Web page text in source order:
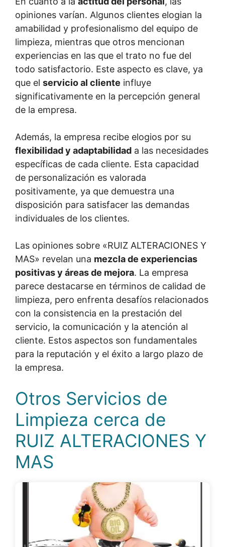
opiniones varían. Algunos clientes elogian la
amabilidad y profesionalismo del equipo de
limpieza, mientras que otros mencionan
experiencias en las que el trato no fue del
todo satisfactorio. Este aspecto es clave, ya
que el servicio al cliente influye
significativamente en la percepción general
de la empresa.
Además, la empresa recibe elogios por su
flexibilidad y adaptabilidad a las necesidades
específicas de cada cliente. Esta capacidad
de personalización es valorada
positivamente, ya que demuestra una
disposición para satisfacer las demandas
individuales de los clientes.
Las opiniones sobre «RUIZ ALTERACIONES Y
MAS» revelan una mezcla de experiencias
positivas y áreas de mejora. La empresa
parece destacarse en términos de calidad de
limpieza, pero enfrenta desafíos relacionados
con la consistencia en la prestación del
servicio, la comunicación y la atención al
cliente. Estos aspectos son fundamentales
para la reputación y el éxito a largo plazo de
la empresa.
Otros Servicios de
Limpieza cerca de
RUIZ ALTERACIONES Y
MAS